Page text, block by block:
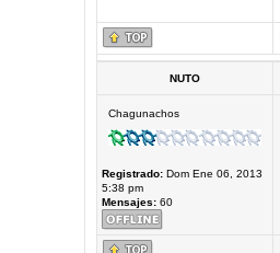
NUTO
Chagunachos
Registrado:Dom Ene 06, 2013
5:38 pm
Mensajes:60